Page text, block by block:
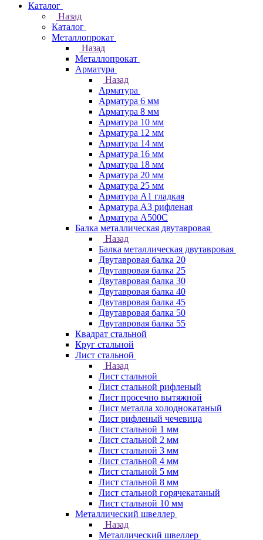
Каталог
Назад
Каталог
Металлопрокат
Назад
Металлопрокат
Арматура
Назад
Арматура
Арматура 6 мм
Арматура 8 мм
Арматура 10 мм
Арматура 12 мм
Арматура 14 мм
Арматура 16 мм
Арматура 18 мм
Арматура 20 мм
Арматура 25 мм
Арматура А1 гладкая
Арматура А3 рифленая
Арматура А500С
Балка металлическая двутавровая
Назад
Балка металлическая двутавровая
Двутавровая балка 20
Двутавровая балка 25
Двутавровая балка 30
Двутавровая балка 40
Двутавровая балка 45
Двутавровая балка 50
Двутавровая балка 55
Квадрат стальной
Круг стальной
Лист стальной
Назад
Лист стальной
Лист стальной рифленый
Лист просечно вытяжной
Лист металла холоднокатаный
Лист рифленый чечевица
Лист стальной 1 мм
Лист стальной 2 мм
Лист стальной 3 мм
Лист стальной 4 мм
Лист стальной 5 мм
Лист стальной 8 мм
Лист стальной горячекатаный
Лист стальной 10 мм
Металлический швеллер
Назад
Металлический швеллер